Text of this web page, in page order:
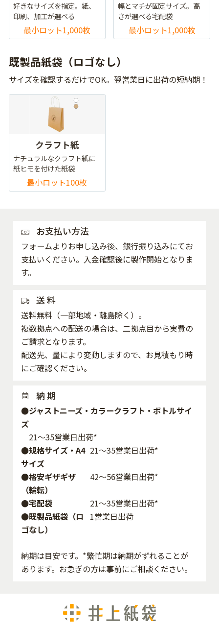
好きなサイズを指定。紙、
印刷、加工が選べる
最小ロット1,000枚
幅とマチが固定サイズ。高
さが選べる宅配袋
最小ロット1,000枚
既製品紙袋（ロゴなし）
サイズを確認するだけでOK。翌営業日に出荷の短納期！
クラフト紙
ナチュラルなクラフト紙に
紙ヒモを付けた紙袋
最小ロット100枚
お支払い方法
フォームよりお申し込み後、銀行振り込みにてお
支払いください。入金確認後に製作開始となりま
す。
送 料
送料無料（一部地域・離島除く）。
複数拠点への配送の場合は、二拠点目から実費の
ご請求となります。
配送先、量により変動しますので、お見積もり時
にご確認ください。
納 期
●ジャストニーズ・カラークラフト・ボトルサイ
ズ
21～35営業日出荷*
●規格サイズ・A4
サイズ
21～35営業日出荷*
●格安ギザギザ
（輪転）
42〜56営業日出荷*
●宅配袋
21～35営業日出荷*
●既製品紙袋（ロ
ゴなし）
1営業日出荷
納期は目安です。*繁忙期は納期がずれることが
あります。お急ぎの方は事前にご相談ください。